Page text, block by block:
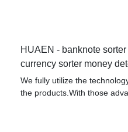
HUAEN - banknote
currency sorter money
We fully utilize the
the products.With those